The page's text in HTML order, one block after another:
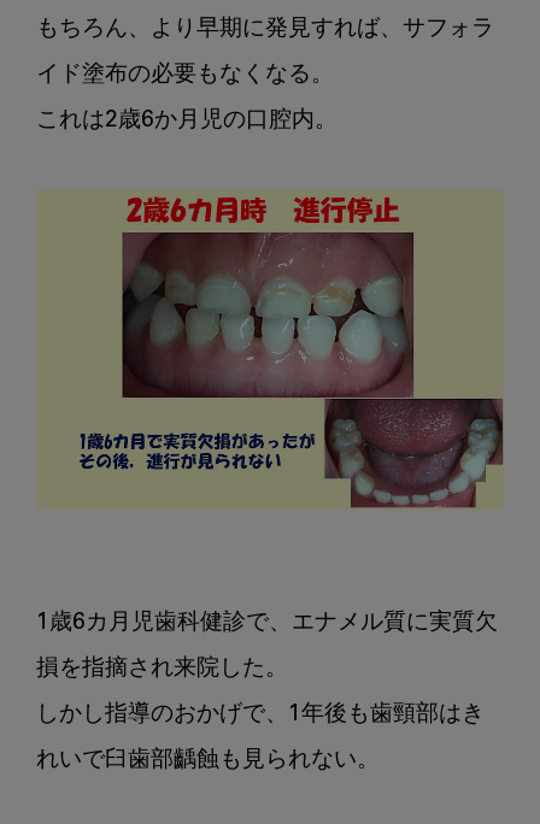
もちろん、より早期に発見すれば、サフォラ
イド塗布の必要もなくなる。
これは2歳6か月児の口腔内。
1歳6カ月児歯科健診で、エナメル質に実質欠
損を指摘され来院した。
しかし指導のおかげで、1年後も歯頸部はき
れいで臼歯部齲蝕も見られない。